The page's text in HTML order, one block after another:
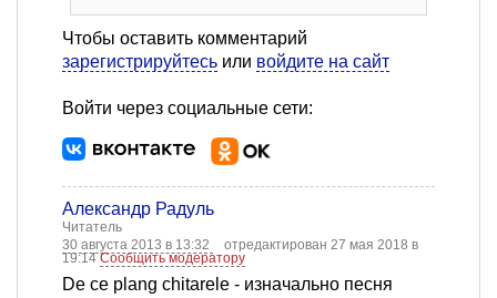
Чтобы оставить комментарий
зарегистрируйтесь или войдите на сайт
Войти через социальные сети:
Александр Радуль
Читатель
30 августа 2013 в 13:32
отредактирован 27 мая 2018 в
19:14Сообщить модератору
De ce plang chitarele - изначально песня